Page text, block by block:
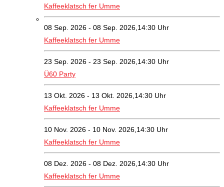
Kaffeeklatsch fer Umme
08 Sep. 2026 - 08 Sep. 2026,14:30 Uhr
Kaffeeklatsch fer Umme
23 Sep. 2026 - 23 Sep. 2026,14:30 Uhr
Ü60 Party
13 Okt. 2026 - 13 Okt. 2026,14:30 Uhr
Kaffeeklatsch fer Umme
10 Nov. 2026 - 10 Nov. 2026,14:30 Uhr
Kaffeeklatsch fer Umme
08 Dez. 2026 - 08 Dez. 2026,14:30 Uhr
Kaffeeklatsch fer Umme